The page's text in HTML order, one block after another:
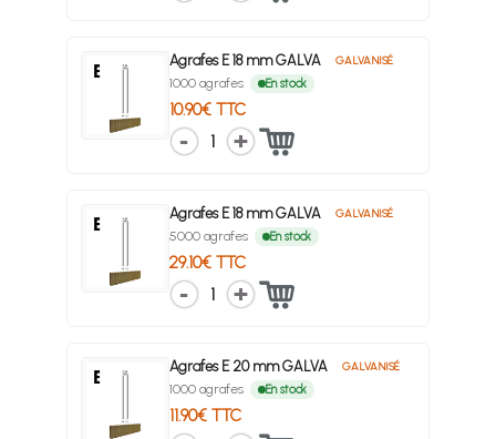
Agrafes E 18 mm GALVA GALVANISÉ
1000 agrafes En stock
10.90€ TTC
1
Agrafes E 18 mm GALVA GALVANISÉ
5000 agrafes En stock
29.10€ TTC
1
Agrafes E 20 mm GALVA GALVANISÉ
1000 agrafes En stock
11.90€ TTC